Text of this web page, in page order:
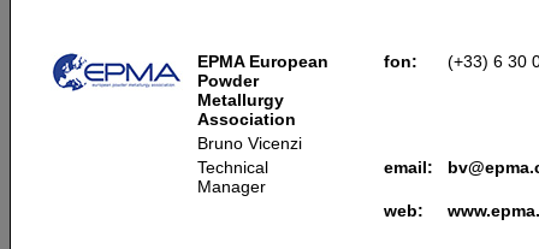
EPMA European
Powder
Metallurgy
Association
fon: (+33) 6 30
Bruno Vicenzi
Technical
Manager
email:
web: